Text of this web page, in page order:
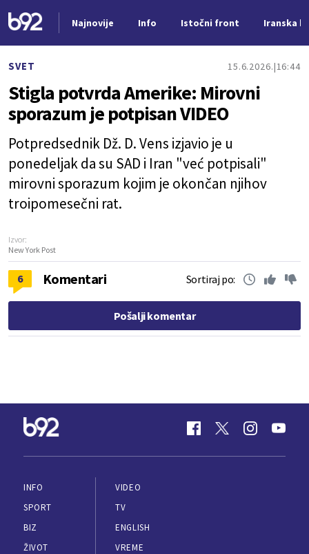
Najnovije Info Istočni front Iranska
SVET 15.6.2026. 16:44
Stigla potvrda Amerike: Mirovni
sporazum je potpisan VIDEO
Potpredsednik Dž. D. Vens izjavio je u
ponedeljak da su SAD i Iran "već potpisali"
mirovni sporazum kojim je okončan njihov
troipomesečni rat.
Izvor:
New York Post
6 Komentari Sortiraj po:
Pošalji komentar
INFO
SPORT
BIZ
ŽIVOT
VIDEO
TV
ENGLISH
VREME